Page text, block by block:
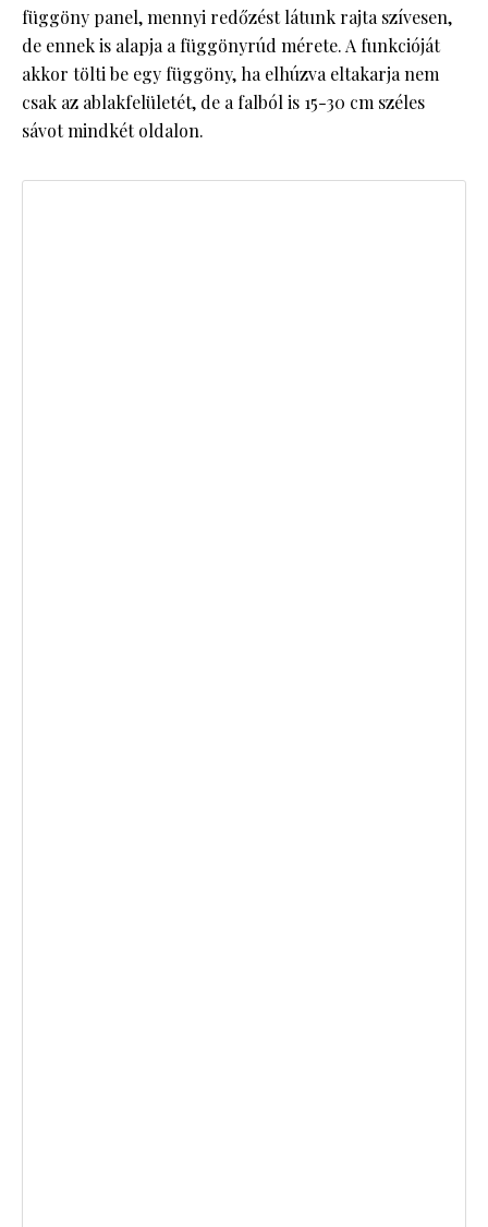
függöny panel, mennyi redőzést látunk rajta szívesen,
de ennek is alapja a függönyrúd mérete. A funkcióját
akkor tölti be egy függöny, ha elhúzva eltakarja nem
csak az ablakfelületét, de a falból is 15-30 cm széles
sávot mindkét oldalon.